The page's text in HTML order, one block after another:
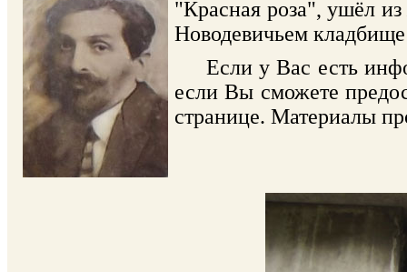
"Красная роза", ушёл
Новодевичьем
Если у Вас есть
если Вы сможете
странице. Материалы